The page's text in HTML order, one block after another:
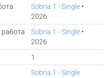
Sobria 1 - Single •
2026
Sobria 1 - Single •
2026
1
Sobria 1 - Single